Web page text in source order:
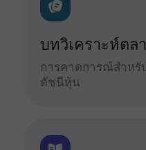
บทวิเคราะห์ตล
การคาดการณ์สำห
ดัชนีหุ้น